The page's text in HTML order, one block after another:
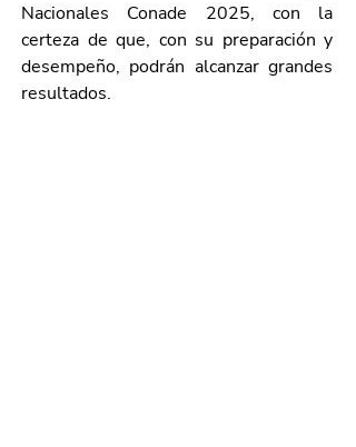
Nacionales Conade 2025, con la
certeza de que, con su preparación y
desempeño, podrán alcanzar grandes
resultados.